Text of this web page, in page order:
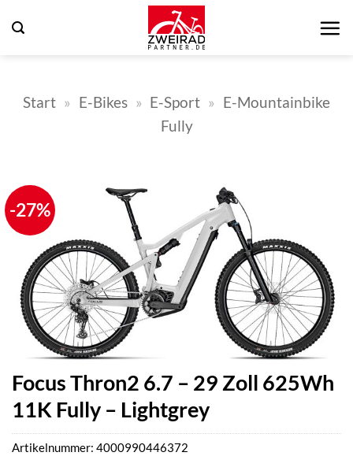
Inhalt
Start » E-Bikes » E-Sport » E-Mountainbike
Fully
-27%
Focus Thron2 6.7 – 29 Zoll 625Wh
11K Fully – Lightgrey
Artikelnummer: 4000990446372